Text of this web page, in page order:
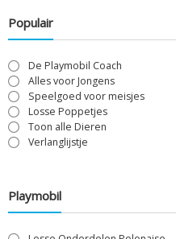
Populair
De Playmobil Coach
Alles voor Jongens
Speelgoed voor meisjes
Losse Poppetjes
Toon alle Dieren
Verlanglijstje
Playmobil